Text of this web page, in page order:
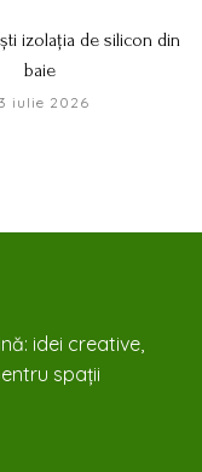
izolația de silicon din
baie
iulie 2026
idei creative,
spații